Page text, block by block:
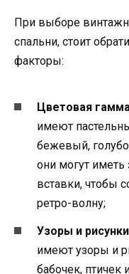
При выборе
спальни, стоит
факторы:
Цветовая
имеют
бежевый,
они могут иметь
вставки, чтобы
ретро-волну;
Узоры и
имеют узоры и
бабочек, птичек